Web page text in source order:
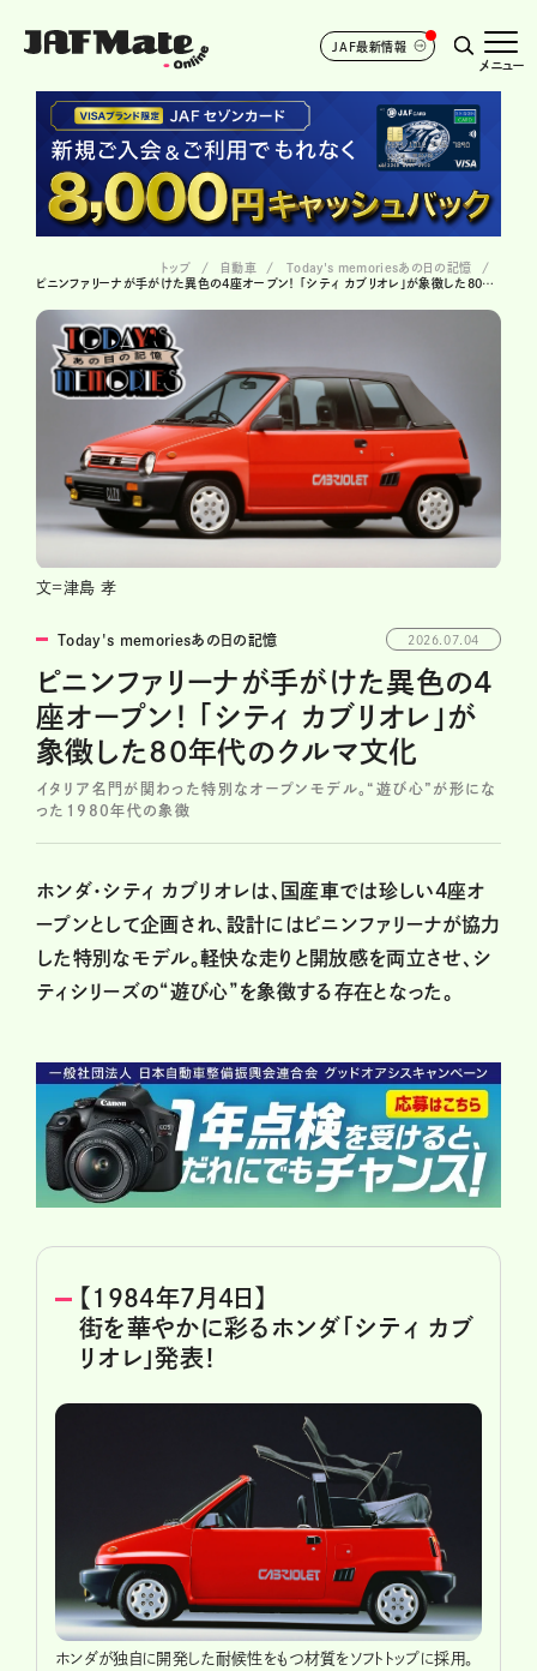
JAF最新情報
メニュー
トップ 自動車
Today's memoriesあの日の記憶
ピニンファリーナが手がけた異色の4座オープン！ 「シティ カブリオレ」が象徴した80年代のクルマ文化
文=津島 孝
Today's memoriesあの日の記憶 2026.07.04
ピニンファリーナが手がけた異色の4
座オープン！ 「シティ カブリオレ」が
象徴した80年代のクルマ文化
イタリア名門が関わった特別なオープンモデル。“遊び心”が形にな
った1980年代の象徴
ホンダ・シティ カブリオレは、国産車では珍しい4座オ
ープンとして企画され、設計にはピニンファリーナが協力
した特別なモデル。軽快な走りと開放感を両立させ、シ
ティシリーズの“遊び心”を象徴する存在となった。
【1984年7月4日】
街を華やかに彩るホンダ「シティ カブ
リオレ」発表！
ホンダが独自に開発した耐候性をもつ材質をソフトトップに採用。